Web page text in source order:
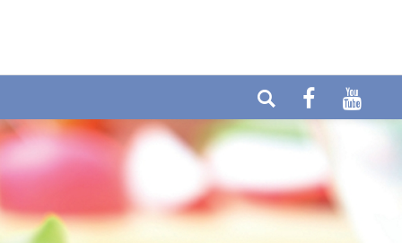
+49 (0) 6404-90458
E-mail:
info@cytolabor.de